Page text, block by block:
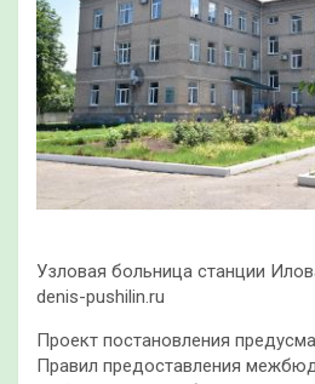
Узловая больница станции
denis-pushilin.ru
Проект постановления
Правил предоставления